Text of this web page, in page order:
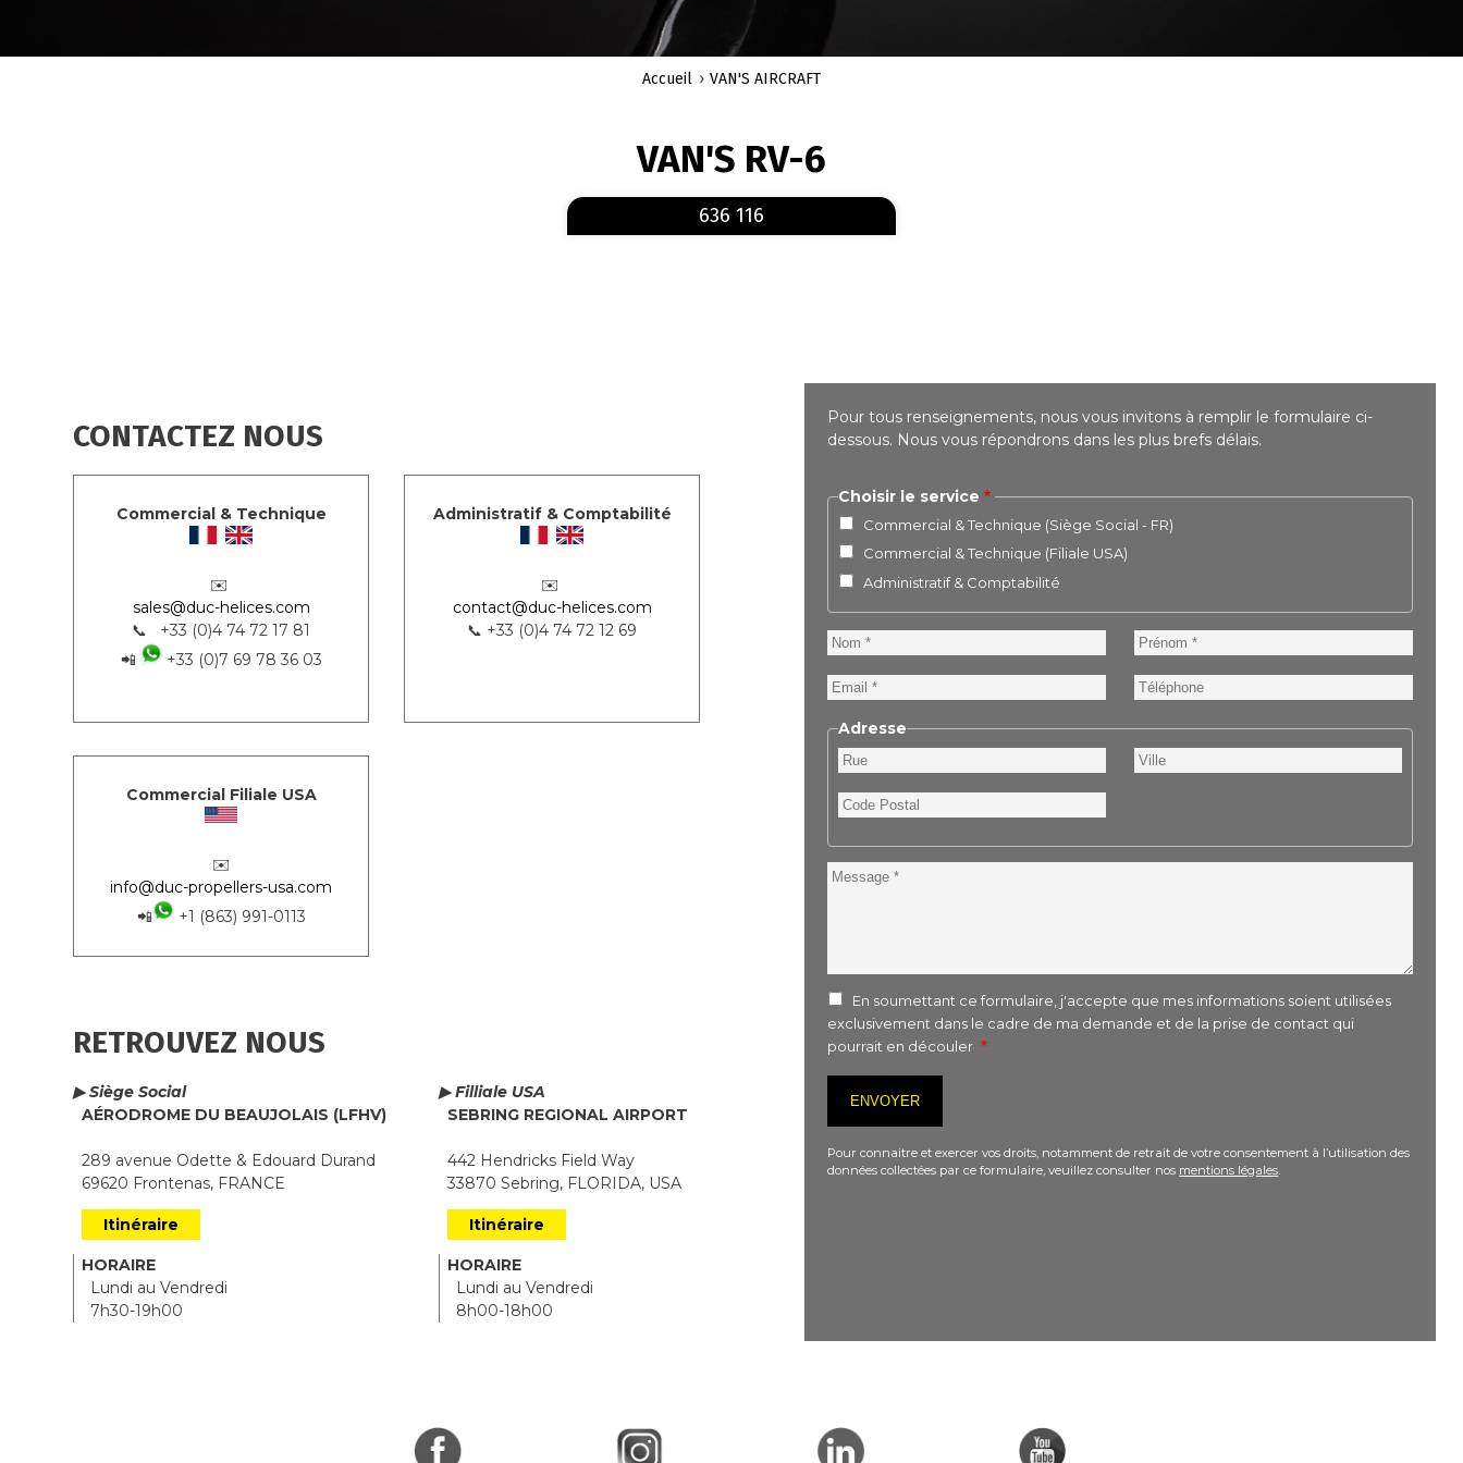
Accueil VAN'S AIRCRAFT
VAN'S RV-6
636 116
CONTACTEZ NOUS
Commercial & Technique
✉️
sales@duc-helices.com
📞 +33 (0)4 74 72 17 81
📲
+33 (0)7 69 78 36 03
Administratif & Comptabilité
✉️
contact@duc-helices.com
📞 +33 (0)4 74 72 12 69
Commercial Filiale USA
✉️
info@duc-propellers-usa.com
📲
+1 (863) 991-0113
RETROUVEZ NOUS
▶ Siège Social
AÉRODROME DU BEAUJOLAIS (LFHV)
289 avenue Odette & Edouard Durand
69620 Frontenas, FRANCE
Itinéraire
HORAIRE
Lundi au Vendredi
7h30-19h00
▶ Filliale USA
SEBRING REGIONAL AIRPORT
442 Hendricks Field Way
33870 Sebring, FLORIDA, USA
Itinéraire
HORAIRE
Lundi au Vendredi
8h00-18h00
Pour tous renseignements, nous vous invitons à remplir le formulaire ci-
dessous. Nous vous répondrons dans les plus brefs délais.
Choisir le service
Commercial & Technique (Siège Social - FR)
Commercial & Technique (Filiale USA)
Administratif & Comptabilité
Nom Prénom
Email Téléphone
Adresse
Rue Ville
Code
Postal
Message
En soumettant ce formulaire, j'accepte que mes informations soient utilisées
exclusivement dans le cadre de ma demande et de la prise de contact qui
pourrait en découler
Pour connaitre et exercer vos droits, notamment de retrait de votre consentement à l’utilisation des
données collectées par ce formulaire, veuillez consulter nos mentions légales.